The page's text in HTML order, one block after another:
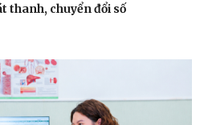
thanh, chuyển đổi số